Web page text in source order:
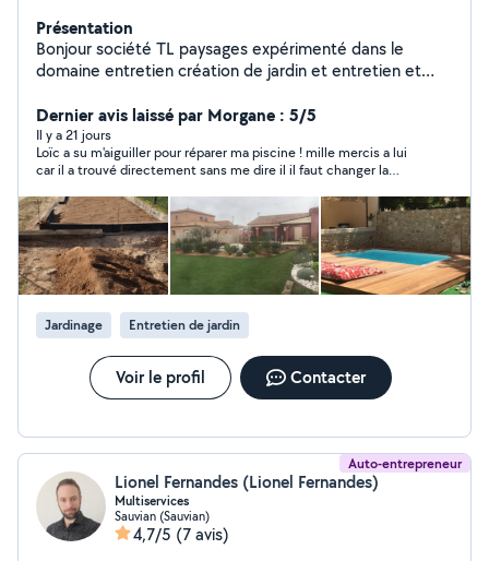
Présentation
Bonjour société TL paysages expérimenté dans le
domaine entretien création de jardin et entretien et
Dernier avis laissé par Morgane : 5/5
Il y a 21 jours
Loïc a su m'aiguiller pour réparer ma piscine ! mille mercis a lui
car il a trouvé directement sans me dire il il faut changer la
Jardinage Entretien de jardin
Voir le profil Contacter
Auto-entrepreneur
Lionel Fernandes (Lionel Fernandes)
Multiservices
Sauvian (Sauvian)
4,7/5 (7 avis)